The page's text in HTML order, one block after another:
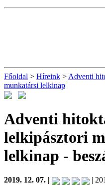
Főoldal > Híreink > Adventi
munkatársi lelkinap
Adventi
lelkipásztori
lelkinap -
2019. 12. 07. | |